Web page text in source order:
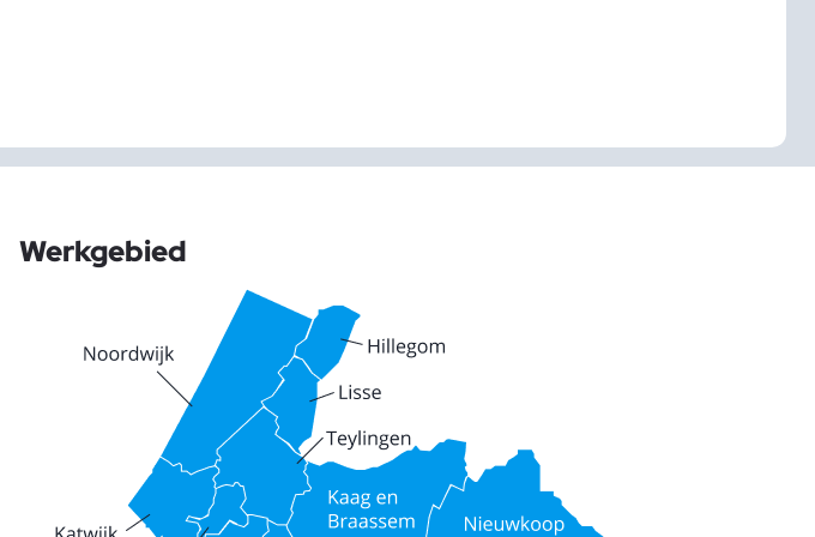
Werkgebied